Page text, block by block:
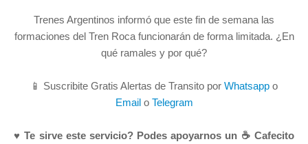
Trenes Argentinos informó que este fin de semana las
formaciones del Tren Roca funcionarán de forma limitada. ¿En
qué ramales y por qué?
📱 Suscribite Gratis Alertas de Transito por Whatsapp o
Emailo Telegram
♥ Te sirve este servicio? Podes apoyarnos un ☕ Cafecito